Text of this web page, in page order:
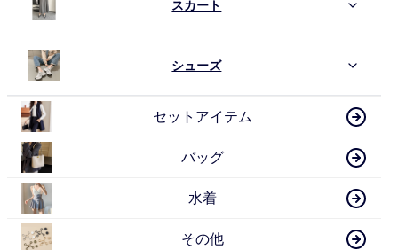
スカート
シューズ
セットアイテム
バッグ
水着
その他